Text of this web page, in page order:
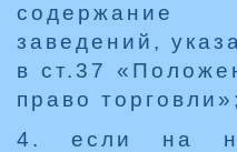
содержание
заведений,
в ст.37
право торговли»;
4. если на